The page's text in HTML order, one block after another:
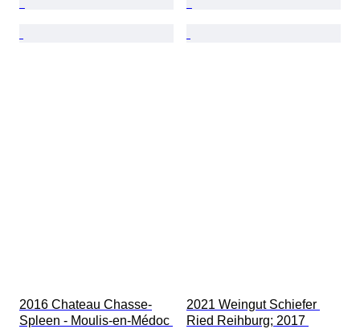
2016 Chateau Chasse-
Spleen - Moulis-en-Médoc
2021 Weingut Schiefer
Ried Reihburg; 2017